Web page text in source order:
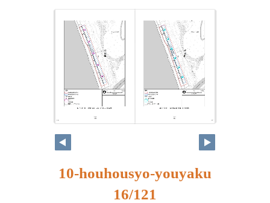
17
16
10-houhousyo-youyaku
16/121